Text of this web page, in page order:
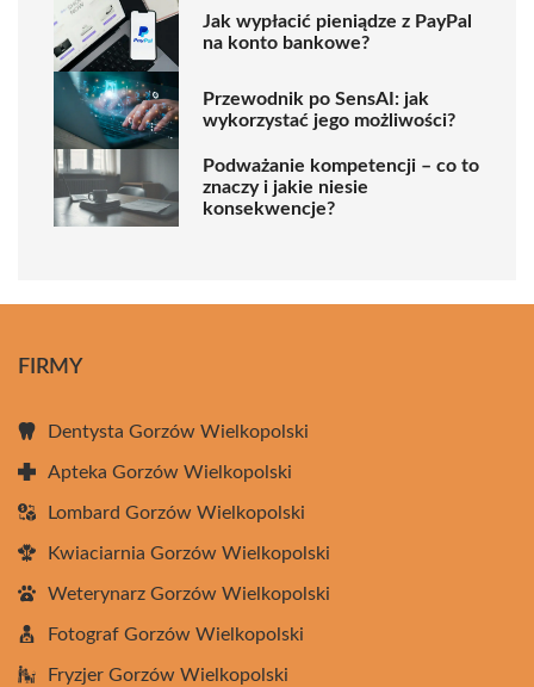
Jak wypłacić pieniądze z PayPal
na konto bankowe?
Przewodnik po SensAI: jak
wykorzystać jego możliwości?
Podważanie kompetencji – co to
znaczy i jakie niesie
konsekwencje?
FIRMY
Dentysta Gorzów Wielkopolski
Apteka Gorzów Wielkopolski
Lombard Gorzów Wielkopolski
Kwiaciarnia Gorzów Wielkopolski
Weterynarz Gorzów Wielkopolski
Fotograf Gorzów Wielkopolski
Fryzjer Gorzów Wielkopolski